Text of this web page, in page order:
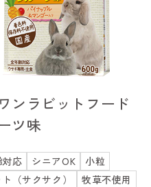
ンラビットフード
ツ味
応 シニアOK
小粒
（サクサク）
牧草不使用